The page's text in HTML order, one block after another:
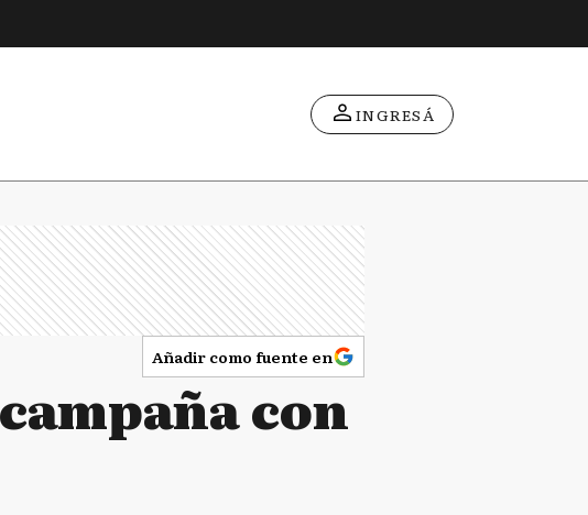
INGRESÁ
Añadir como fuente en
con